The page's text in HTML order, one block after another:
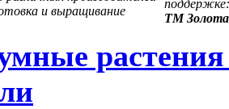
и выращивание
поддержке:
ТМ